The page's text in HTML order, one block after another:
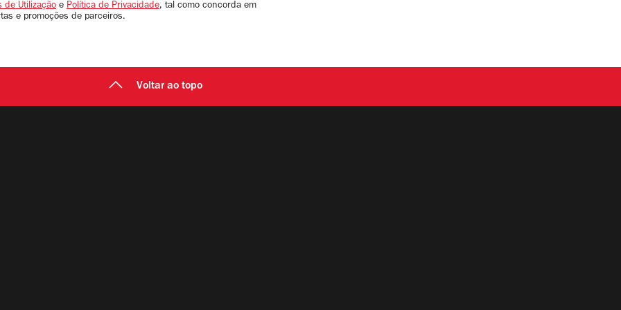
de Utilização e Política de Privacidade, tal como concorda em
e promoções de parceiros.
Voltar ao topo